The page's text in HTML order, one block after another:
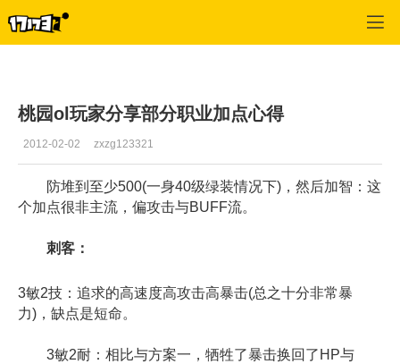
桃园ol玩家分享部分职业加点心得
2012-02-02 zxzg123321
防堆到至少500(一身40级绿装情况下)，然后加智：这
个加点很非主流，偏攻击与BUFF流。
刺客：
3敏2技：追求的高速度高攻击高暴击(总之十分非常暴
力)，缺点是短命。
3敏2耐：相比与方案一，牺牲了暴击换回了HP与